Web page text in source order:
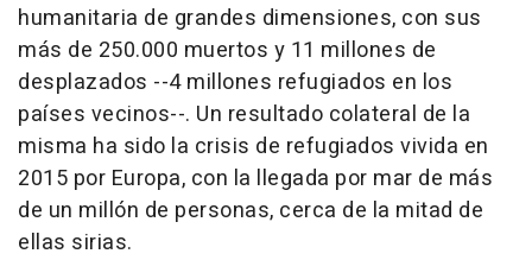
humanitaria de grandes dimensiones, con sus
más de 250.000 muertos y 11 millones de
desplazados --4 millones refugiados en los
países vecinos--. Un resultado colateral de la
misma ha sido la crisis de refugiados vivida en
2015 por Europa, con la llegada por mar de más
de un millón de personas, cerca de la mitad de
ellas sirias.